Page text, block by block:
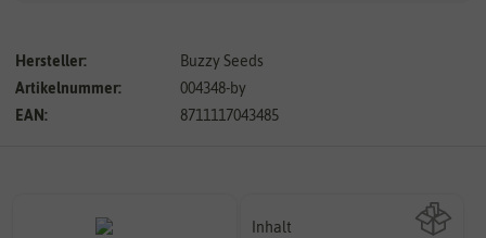
Hersteller:
Buzzy Seeds
Artikelnummer:
004348-by
EAN:
8711117043485
Inhalt